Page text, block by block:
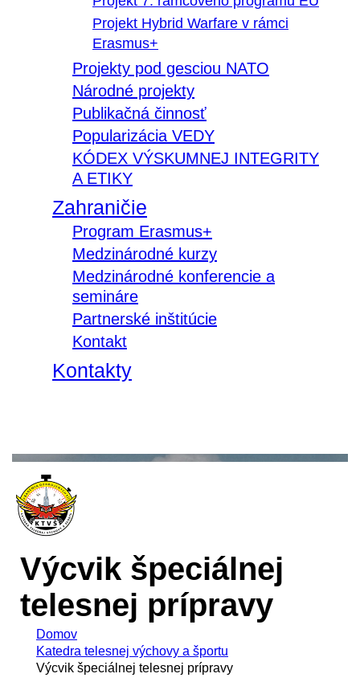
Projekt Hybrid Warfare v rámci
Erasmus+
Projekty pod gesciou NATO
Národné projekty
Publikačná činnosť
Popularizácia VEDY
KÓDEX VÝSKUMNEJ INTEGRITY
A ETIKY
Zahraničie
Program Erasmus+
Medzinárodné kurzy
Medzinárodné konferencie a
semináre
Partnerské inštitúcie
Kontakt
Kontakty
Výcvik špeciálnej
telesnej prípravy
Domov
Katedra telesnej výchovy a športu
Výcvik špeciálnej telesnej prípravy